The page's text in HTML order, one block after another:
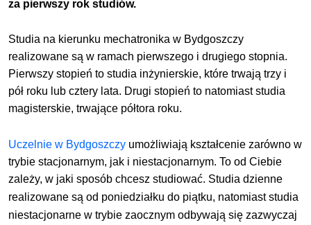
za pierwszy rok studiów.
Studia na kierunku mechatronika w Bydgoszczy
realizowane są w ramach pierwszego i drugiego stopnia.
Pierwszy stopień to studia inżynierskie, które trwają trzy i
pół roku lub cztery lata. Drugi stopień to natomiast studia
magisterskie, trwające półtora roku.
Uczelnie w Bydgoszczy umożliwiają kształcenie zarówno w
trybie stacjonarnym, jak i niestacjonarnym. To od Ciebie
zależy, w jaki sposób chcesz studiować. Studia dzienne
realizowane są od poniedziałku do piątku, natomiast studia
niestacjonarne w trybie zaocznym odbywają się zazwyczaj